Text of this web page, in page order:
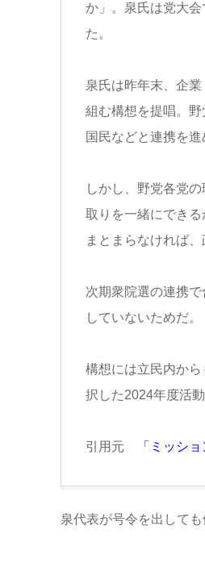
か」。泉氏は党大
た。
泉氏は昨年末、企
組む構想を提唱。
国民などと連携を進
しかし、野党各党
取りを一緒にでき
まとまらなければ
次期衆院選の連携
していないためだ。
構想には立民内か
択した2024年度活
引用元 「ミッシ
泉代表が号令を出して